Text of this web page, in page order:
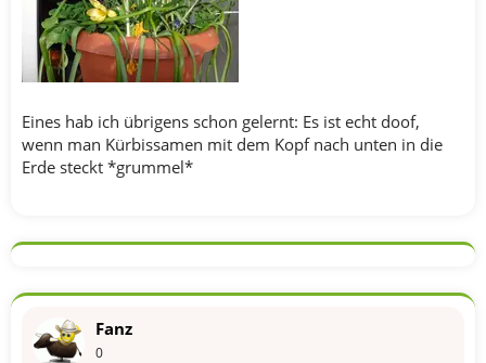
Eines hab ich übrigens schon gelernt: Es ist echt doof,
wenn man Kürbissamen mit dem Kopf nach unten in die
Erde steckt *grummel*
Fanz
0